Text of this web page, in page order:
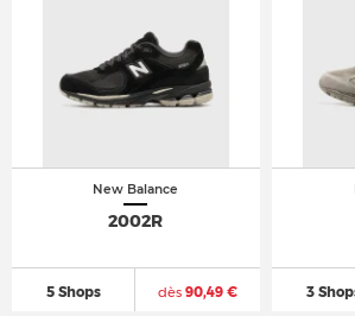
New Balance
2002R
5 Shops dès90,49 € 3